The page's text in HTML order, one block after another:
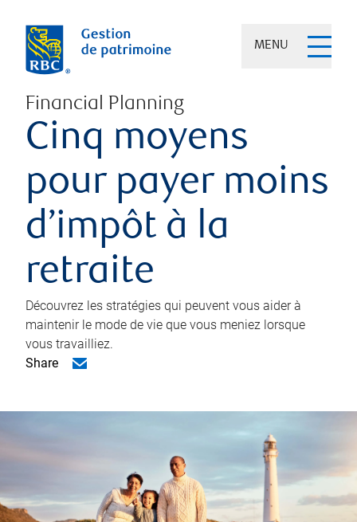
MENU
Financial Planning
Cinq moyens
pour payer moins
d’impôt à la
retraite
Découvrez les stratégies qui peuvent vous aider à
maintenir le mode de vie que vous meniez lorsque
vous travailliez.
Share